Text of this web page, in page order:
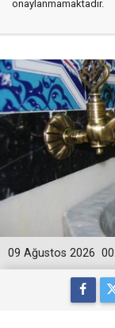
onaylanmamaktadır.
09 Ağustos 2026